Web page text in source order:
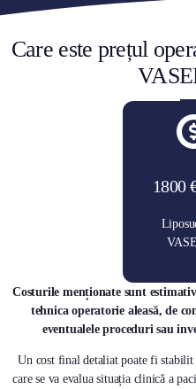
Care este prețul
1800
Costurile menționate sunt
tehnica operatorie aleasă, de
eventualele proceduri sau
Un cost final detaliat poate fi
care se va evalua situația clinică a